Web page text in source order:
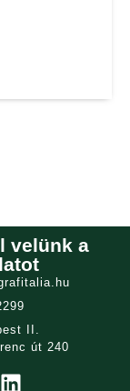
velünk a
II.
út 240